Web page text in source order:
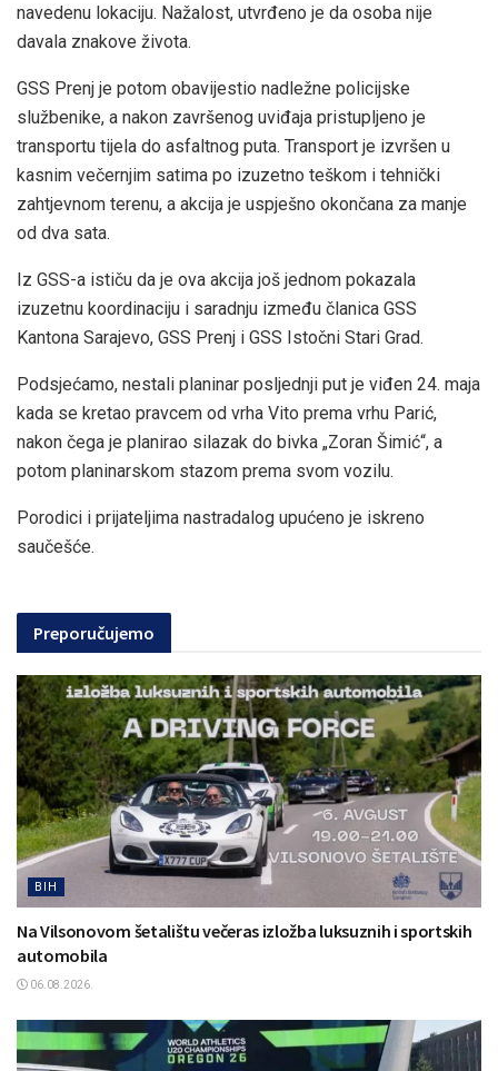
navedenu lokaciju. Nažalost, utvrđeno je da osoba nije
davala znakove života.
GSS Prenj je potom obavijestio nadležne policijske
službenike, a nakon završenog uviđaja pristupljeno je
transportu tijela do asfaltnog puta. Transport je izvršen u
kasnim večernjim satima po izuzetno teškom i tehnički
zahtjevnom terenu, a akcija je uspješno okončana za manje
od dva sata.
Iz GSS-a ističu da je ova akcija još jednom pokazala
izuzetnu koordinaciju i saradnju između članica GSS
Kantona Sarajevo, GSS Prenj i GSS Istočni Stari Grad.
Podsjećamo, nestali planinar posljednji put je viđen 24. maja
kada se kretao pravcem od vrha Vito prema vrhu Parić,
nakon čega je planirao silazak do bivka „Zoran Šimić“, a
potom planinarskom stazom prema svom vozilu.
Porodici i prijateljima nastradalog upućeno je iskreno
saučešće.
Preporučujemo
BIH
Na Vilsonovom šetalištu večeras izložba luksuznih i sportskih
automobila
06.08.2026.